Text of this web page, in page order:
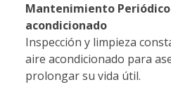
Mantenimiento
acondicionado
Inspección y limpieza
aire acondicionado para
prolongar su vida útil.